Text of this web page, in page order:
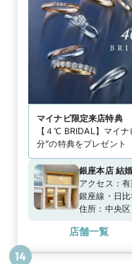
マイナビ限定来店特典
【４℃ BRIDAL】マイ
分”の特典をプレゼント
銀座本店 結
アクセス：
銀座線・日
3分日比谷線
住所： 中央
店舗一覧
14